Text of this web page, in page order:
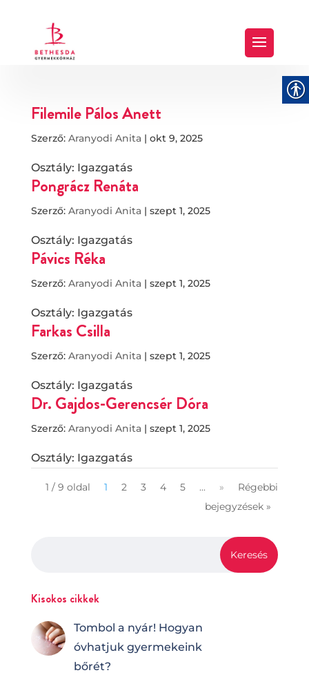
Filemile Pálos Anett
Szerző: Aranyodi Anita| okt 9, 2025
Osztály: Igazgatás
Pongrácz Renáta
Szerző: Aranyodi Anita| szept 1, 2025
Osztály: Igazgatás
Pávics Réka
Szerző: Aranyodi Anita| szept 1, 2025
Osztály: Igazgatás
Farkas Csilla
Szerző: Aranyodi Anita| szept 1, 2025
Osztály: Igazgatás
Dr. Gajdos-Gerencsér Dóra
Szerző: Aranyodi Anita| szept 1, 2025
Osztály: Igazgatás
1 / 9 oldal 1 2 3 4 5 ... »
Régebbi
bejegyzések »
Kisokos cikkek
Tombol a nyár! Hogyan
óvhatjuk gyermekeink
bőrét?